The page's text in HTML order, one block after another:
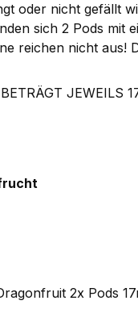
oder nicht gefällt
sich 2 Pods mit
reichen nicht aus!
JEWEILS
2x Pods